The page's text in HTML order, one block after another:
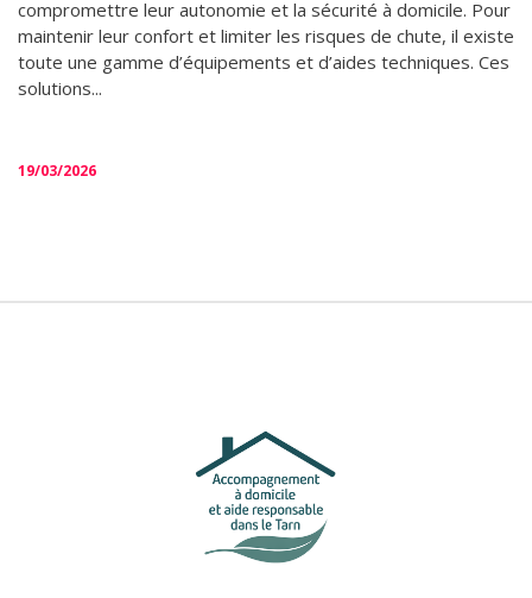
compromettre leur autonomie et la sécurité à domicile. Pour
maintenir leur confort et limiter les risques de chute, il existe
toute une gamme d’équipements et d’aides techniques. Ces
solutions...
19/03/2026